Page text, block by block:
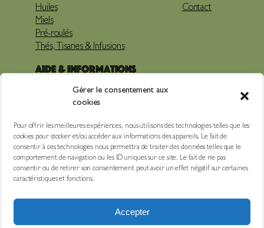
Gérer le consentement aux
cookies
Pour offrir les meilleures expériences, nous utilisons des technologies telles que les
cookies pour stocker et/ou accéder aux informations des appareils. Le fait de
consentir à ces technologies nous permettra de traiter des données telles que le
comportement de navigation ou les ID uniques sur ce site. Le fait de ne pas
consentir ou de retirer son consentement peut avoir un effet négatif sur certaines
caractéristiques et fonctions.
Accepter
Huiles
Miels
Pré-roulés
Thés, Tisanes & Infusions
Contact
Aide & Informations
Conditions Générales de Vente
Accès Espace pro
Suivez-nous